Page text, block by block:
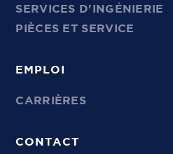
SERVICES D'INGÉNIERIE
PIÈCES ET SERVICE
EMPLOI
CARRIÈRES
CONTACT